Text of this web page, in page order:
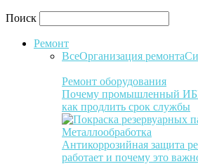
Поиск
Ремонт
ВсеОрганизация ремонта
Ремонт оборудования
Почему промышленный
как продлить срок службы
Металлообработка
Антикоррозийная защита
работает и почему это